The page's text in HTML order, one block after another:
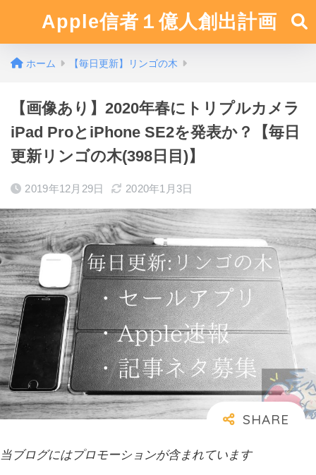
Apple信者１億人創出計画
ホーム 【毎日更新】リンゴの木
【画像あり】2020年春にトリプルカメラ
iPad ProとiPhone SE2を発表か？【毎日
更新リンゴの木(398日目)】
2019年12月29日 2020年1月3日
当ブログにはプロモーションが含まれています